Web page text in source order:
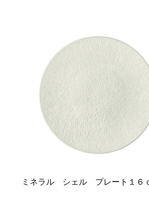
ミネラル シェル プレート１６